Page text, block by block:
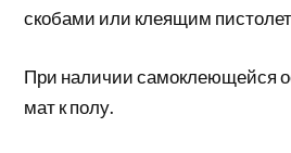
скобами или клеящим
При наличии самоклеющейся
мат к полу.